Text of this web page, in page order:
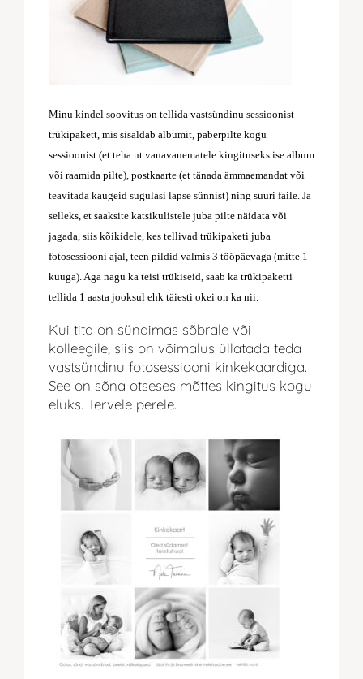
Minu kindel soovitus on tellida vastsündinu sessioonist
trükipakett, mis sisaldab albumit, paberpilte kogu
sessioonist (et teha nt vanavanematele kingituseks ise album
või raamida pilte), postkaarte (et tänada ämmaemandat või
teavitada kaugeid sugulasi lapse sünnist) ning suuri faile. Ja
selleks, et saaksite katsikulistele juba pilte näidata või
jagada, siis kõikidele, kes tellivad trükipaketi juba
fotosessiooni ajal, teen pildid valmis 3 tööpäevaga (mitte 1
kuuga). Aga nagu ka teisi trükiseid, saab ka trükipaketti
tellida 1 aasta jooksul ehk täiesti okei on ka nii.
Kui tita on sündimas sõbrale või
kolleegile, siis on võimalus üllatada teda
vastsündinu fotosessiooni kinkekaardiga.
See on sõna otseses mõttes kingitus kogu
eluks. Tervele perele.